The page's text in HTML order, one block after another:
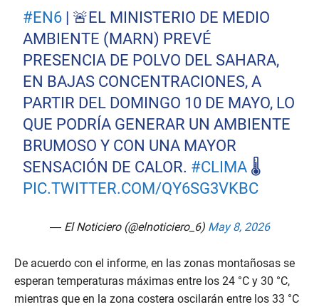
#EN6 | 🚨EL MINISTERIO DE MEDIO
AMBIENTE (MARN) PREVÉ
PRESENCIA DE POLVO DEL SAHARA,
EN BAJAS CONCENTRACIONES, A
PARTIR DEL DOMINGO 10 DE MAYO, LO
QUE PODRÍA GENERAR UN AMBIENTE
BRUMOSO Y CON UNA MAYOR
SENSACIÓN DE CALOR. #CLIMA 🌡️
PIC.TWITTER.COM/QY6SG3VKBC
— El Noticiero (@elnoticiero_6) May 8, 2026
De acuerdo con el informe, en las zonas montañosas se
esperan temperaturas máximas entre los 24 °C y 30 °C,
mientras que en la zona costera oscilarán entre los 33 °C